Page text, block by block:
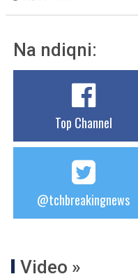
Na ndiqni:
Top Channel
@tchbreakingnews
Video »